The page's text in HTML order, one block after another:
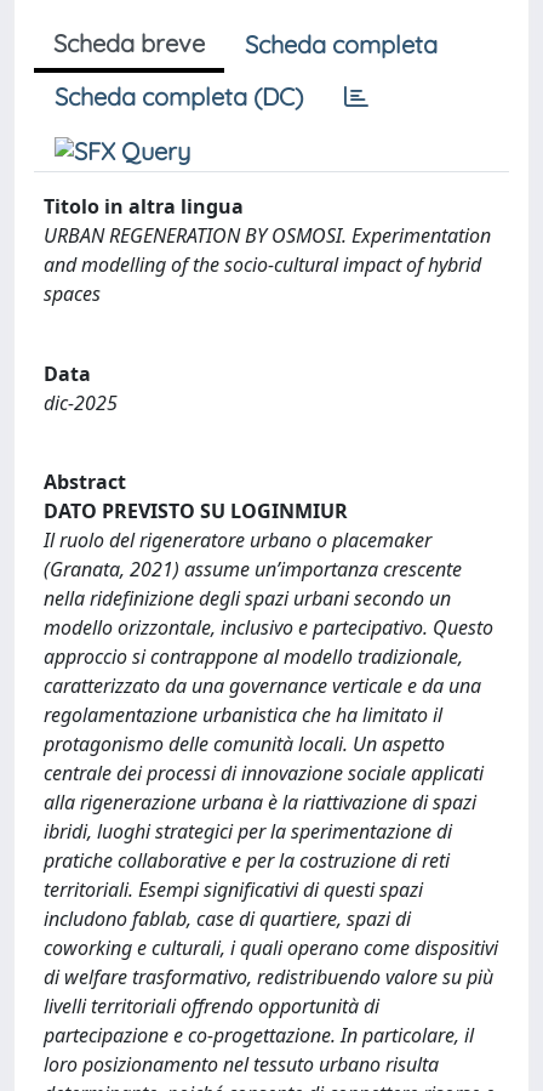
Scheda breve
Scheda completa
Scheda completa (DC)
Titolo in altra lingua
URBAN REGENERATION BY OSMOSI. Experimentation
and modelling of the socio-cultural impact of hybrid
spaces
Data
dic-2025
Abstract
DATO PREVISTO SU LOGINMIUR
Il ruolo del rigeneratore urbano o placemaker
(Granata, 2021) assume un’importanza crescente
nella ridefinizione degli spazi urbani secondo un
modello orizzontale, inclusivo e partecipativo. Questo
approccio si contrappone al modello tradizionale,
caratterizzato da una governance verticale e da una
regolamentazione urbanistica che ha limitato il
protagonismo delle comunità locali. Un aspetto
centrale dei processi di innovazione sociale applicati
alla rigenerazione urbana è la riattivazione di spazi
ibridi, luoghi strategici per la sperimentazione di
pratiche collaborative e per la costruzione di reti
territoriali. Esempi significativi di questi spazi
includono fablab, case di quartiere, spazi di
coworking e culturali, i quali operano come dispositivi
di welfare trasformativo, redistribuendo valore su più
livelli territoriali offrendo opportunità di
partecipazione e co-progettazione. In particolare, il
loro posizionamento nel tessuto urbano risulta